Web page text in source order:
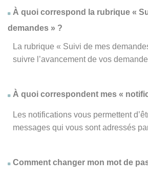
À quoi correspond la rubrique «
demandes » ?
La rubrique « Suivi de mes
suivre l’avancement de vos
À quoi correspondent mes «
Les notifications vous permettent
messages qui vous sont adressés
Comment changer mon mot de